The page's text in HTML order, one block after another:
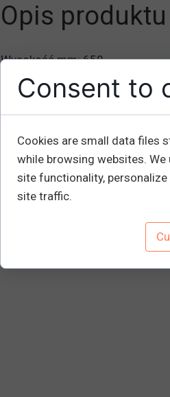
Opis produktu
Wysokość mm: 650
Głębokość mm: 70
Szerokość mm: 350
Waga kg: 4,7
Liczba kluczy: 100
Inteligentne stabilne skrzynki na
przechowywania kluczy.
bębenkowe, w tym 2 klucze.
najlepszego wykończenia i
Consent to
Cookies are small data files
while browsing websites. We
site functionality,
site traffic.